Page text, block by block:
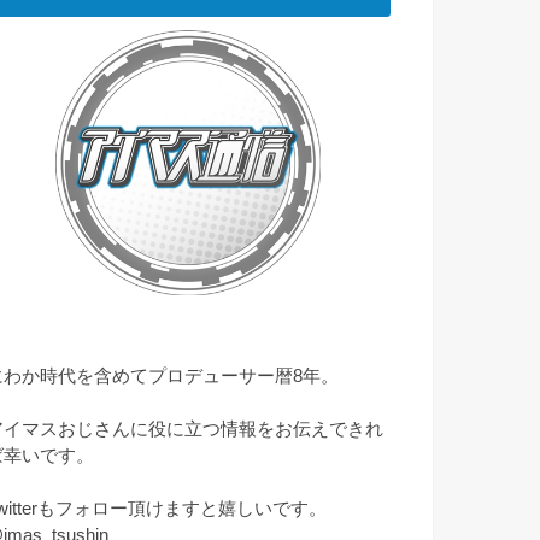
わか時代を含めてプロデューサー暦8年。
イマスおじさんに役に立つ情報をお伝えできれ
いです。
もフォロー頂けますと嬉しいです。